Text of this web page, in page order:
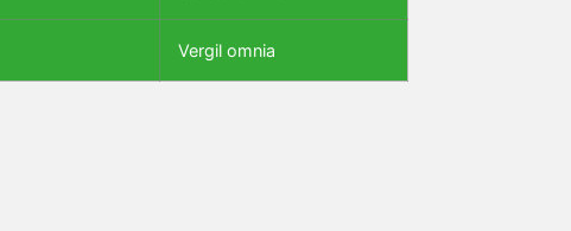
Vergil omnia